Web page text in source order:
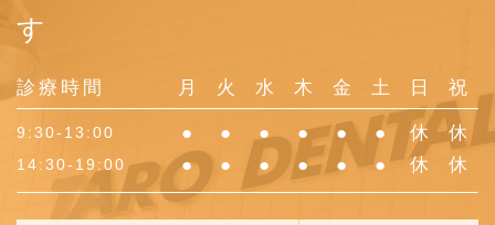
す
診療時間 月 火 水 木 金 土 日 祝
9:30-13:00 ● ● ● ● ● ● 休 休
14:30-19:00 ● ● ● ● ● ● 休 休